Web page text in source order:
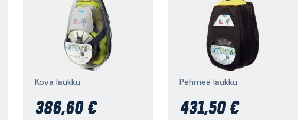
Kova laukku
386,60 €
Pehmeä laukku
431,50 €